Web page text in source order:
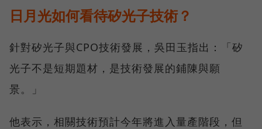
日月光如何看待矽光子技術？
針對矽光子與CPO技術發展，吳田玉指出：「矽
光子不是短期題材，是技術發展的鋪陳與願
景。」
他表示，相關技術預計今年將進入量產階段，但